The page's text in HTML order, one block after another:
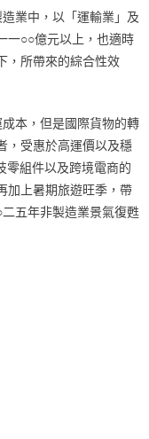
業中，以「運輸業」及
一○○億元以上，也適時
，所帶來的綜合性效
本，但是國際貨物的轉
，受惠於高運價以及穩
零組件以及跨境電商的
加上暑期旅遊旺季，帶
五年非製造業景氣復甦